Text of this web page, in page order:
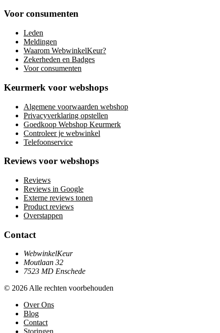
Voor consumenten
Leden
Meldingen
Waarom WebwinkelKeur?
Zekerheden en Badges
Voor consumenten
Keurmerk voor webshops
Algemene voorwaarden webshop
Privacyverklaring opstellen
Goedkoop Webshop Keurmerk
Controleer je webwinkel
Telefoonservice
Reviews voor webshops
Reviews
Reviews in Google
Externe reviews tonen
Product reviews
Overstappen
Contact
WebwinkelKeur
Moutlaan 32
7523 MD Enschede
© 2026 Alle rechten voorbehouden
Over Ons
Blog
Contact